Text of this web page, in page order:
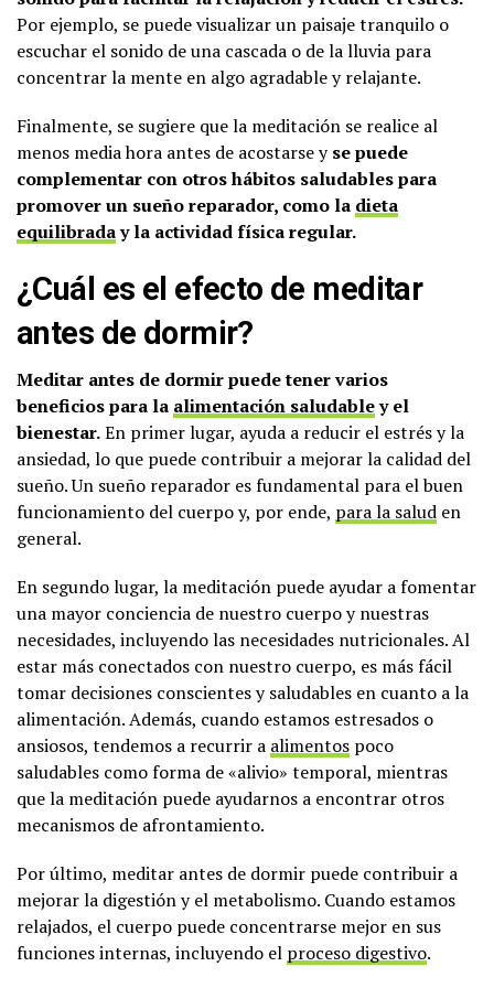
Por ejemplo, se puede visualizar un paisaje tranquilo o
escuchar el sonido de una cascada o de la lluvia para
concentrar la mente en algo agradable y relajante.
Finalmente, se sugiere que la meditación se realice al
menos media hora antes de acostarse yse puede
complementar con otros hábitos saludables para
promover un sueño reparador, como la dieta
equilibraday la actividad física regular.
¿Cuál es el efecto de meditar
antes de dormir?
Meditar antes de dormir puede tener varios
beneficios para la alimentación saludabley el
bienestar.En primer lugar, ayuda a reducir el estrés y la
ansiedad, lo que puede contribuir a mejorar la calidad del
sueño. Un sueño reparador es fundamental para el buen
funcionamiento del cuerpo y, por ende, para la salud en
general.
En segundo lugar, la meditación puede ayudar a fomentar
una mayor conciencia de nuestro cuerpo y nuestras
necesidades, incluyendo las necesidades nutricionales. Al
estar más conectados con nuestro cuerpo, es más fácil
tomar decisiones conscientes y saludables en cuanto a la
alimentación. Además, cuando estamos estresados o
ansiosos, tendemos a recurrir a alimentos poco
saludables como forma de «alivio» temporal, mientras
que la meditación puede ayudarnos a encontrar otros
mecanismos de afrontamiento.
Por último, meditar antes de dormir puede contribuir a
mejorar la digestión y el metabolismo. Cuando estamos
relajados, el cuerpo puede concentrarse mejor en sus
funciones internas, incluyendo el proceso digestivo.